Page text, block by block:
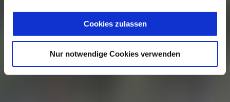
Cookies zulassen
Nur notwendige Cookies verwenden